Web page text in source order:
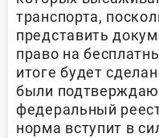
транспорта,
представить
право на
итоге будет
были
федеральный
норма вступит в